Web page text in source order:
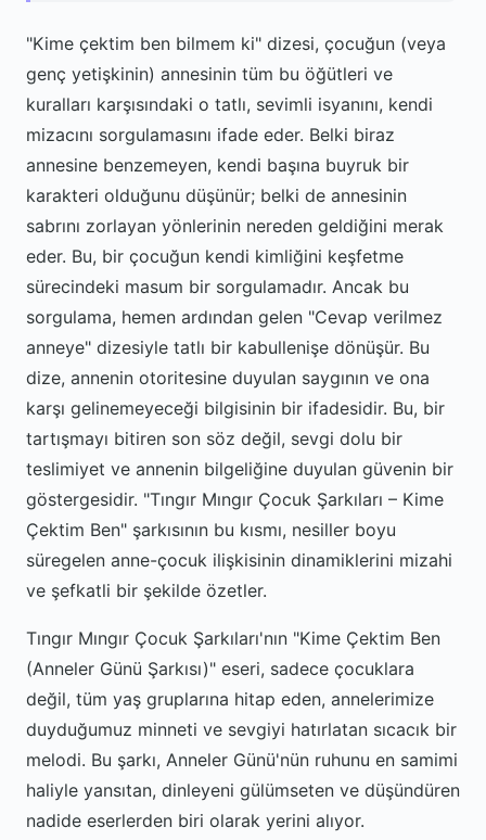
"Kime çektim ben bilmem ki" dizesi, çocuğun (veya
genç yetişkinin) annesinin tüm bu öğütleri ve
kuralları karşısındaki o tatlı, sevimli isyanını, kendi
mizacını sorgulamasını ifade eder. Belki biraz
annesine benzemeyen, kendi başına buyruk bir
karakteri olduğunu düşünür; belki de annesinin
sabrını zorlayan yönlerinin nereden geldiğini merak
eder. Bu, bir çocuğun kendi kimliğini keşfetme
sürecindeki masum bir sorgulamadır. Ancak bu
sorgulama, hemen ardından gelen "Cevap verilmez
anneye" dizesiyle tatlı bir kabullenişe dönüşür. Bu
dize, annenin otoritesine duyulan saygının ve ona
karşı gelinemeyeceği bilgisinin bir ifadesidir. Bu, bir
tartışmayı bitiren son söz değil, sevgi dolu bir
teslimiyet ve annenin bilgeliğine duyulan güvenin bir
göstergesidir. "Tıngır Mıngır Çocuk Şarkıları – Kime
Çektim Ben" şarkısının bu kısmı, nesiller boyu
süregelen anne-çocuk ilişkisinin dinamiklerini mizahi
ve şefkatli bir şekilde özetler.
Tıngır Mıngır Çocuk Şarkıları'nın "Kime Çektim Ben
(Anneler Günü Şarkısı)" eseri, sadece çocuklara
değil, tüm yaş gruplarına hitap eden, annelerimize
duyduğumuz minneti ve sevgiyi hatırlatan sıcacık bir
melodi. Bu şarkı, Anneler Günü'nün ruhunu en samimi
haliyle yansıtan, dinleyeni gülümseten ve düşündüren
nadide eserlerden biri olarak yerini alıyor.